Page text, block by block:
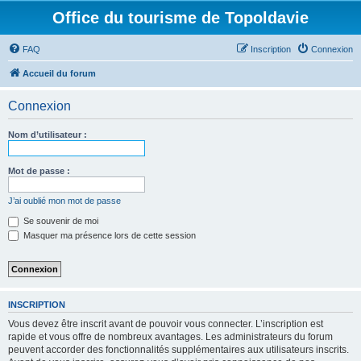
Office du tourisme de Topoldavie
FAQ Connexion
Inscription
Accueil du forum
Connexion
Nom d’utilisateur :
Mot de passe :
J’ai oublié mon mot de passe
Se souvenir de moi
Masquer ma présence lors de cette session
INSCRIPTION
Vous devez être inscrit avant de pouvoir vous connecter. L’inscription est
rapide et vous offre de nombreux avantages. Les administrateurs du forum
peuvent accorder des fonctionnalités supplémentaires aux utilisateurs inscrits.